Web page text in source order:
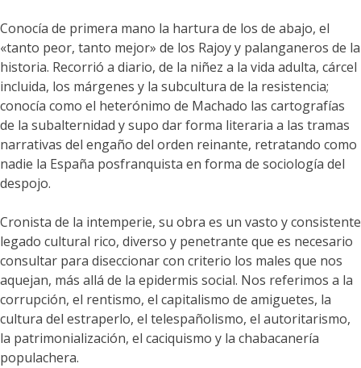
Conocía de primera mano la hartura de los de abajo, el
«tanto peor, tanto mejor» de los Rajoy y palanganeros de la
historia. Recorrió a diario, de la niñez a la vida adulta, cárcel
incluida, los márgenes y la subcultura de la resistencia;
conocía como el heterónimo de Machado las cartografías
de la subalternidad y supo dar forma literaria a las tramas
narrativas del engaño del orden reinante, retratando como
nadie la España posfranquista en forma de sociología del
despojo.
Cronista de la intemperie, su obra es un vasto y consistente
legado cultural rico, diverso y penetrante que es necesario
consultar para diseccionar con criterio los males que nos
aquejan, más allá de la epidermis social. Nos referimos a la
corrupción, el rentismo, el capitalismo de amiguetes, la
cultura del estraperlo, el telespañolismo, el autoritarismo,
la patrimonialización, el caciquismo y la chabacanería
populachera.